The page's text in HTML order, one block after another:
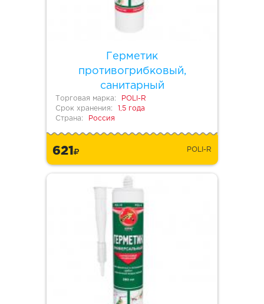
Герметик
противогрибковый,
санитарный
Торговая марка:
POLI-R
Срок хранения:
1,5 года
Страна:
Россия
621 POLI-R